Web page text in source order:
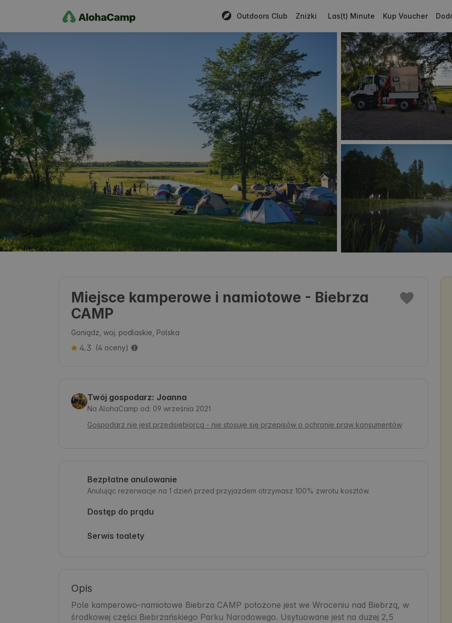
Outdoors Club Zniżki Las(t) Minute Kup Voucher
Miejsce kamperowe i namiotowe - Biebrza
CAMP
Goniądz, woj. podlaskie, Polska
4.3 (4 oceny)
Twój gospodarz: Joanna
Na AlohaCamp od: 09 września 2021
Gospodarz nie jest przedsiębiorcą - nie stosuje się przepisów o ochronie praw konsumentów
Bezpłatne anulowanie
Anulując rezerwacje na 1 dzień przed przyjazdem otrzymasz 100% zwrotu kosztów.
Dostęp do prądu
Serwis toalety
Opis
Pole kamperowo-namiotowe Biebrza CAMP położone jest we Wroceniu nad Biebrzą, w
środkowej części Biebrzańskiego Parku Narodowego. Usytuowane jest na dużej 2,5